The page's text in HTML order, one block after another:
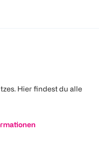
Hier findest du alle